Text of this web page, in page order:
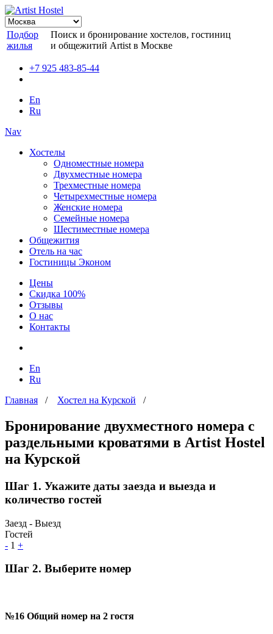
Подбор
жилья
Поиск и бронирование хостелов, гостиниц
и общежитий Artist в Москве
+7 925 483-85-44
En
Ru
Nav
Хостелы
Одноместные номера
Двухместные номера
Трехместные номера
Четырехместные номера
Женские номера
Семейные номера
Шестиместные номера
Общежития
Отель на час
Гостиницы Эконом
Цены
Скидка 100%
Отзывы
О нас
Контакты
En
Ru
Главная / Хостел на Курской /
Бронирование двухместного номера с
раздельными кроватями в Artist Hostel
на Курской
Шаг 1. Укажите даты заезда и выезда и
количество гостей
Заезд - Выезд
Гостей
- 1 +
Шаг 2. Выберите номер
№16 Общий номер на 2 гостя